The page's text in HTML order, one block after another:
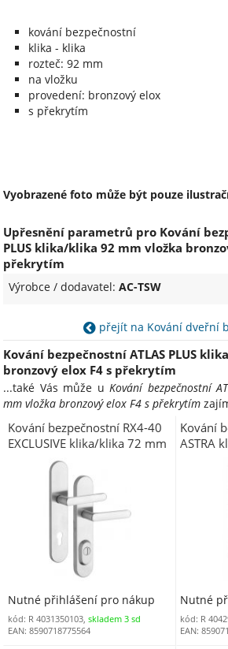
kování bezpečnostní
klika - klika
rozteč: 92 mm
na vložku
provedení: bronzový elox
s překrytím
Vyobrazené foto může být pouze
Upřesnění parametrů pro Kování
PLUS klika/klika 92 mm vložka
překrytím
Výrobce / dodavatel:AC-TSW
přejít na Kování dveřní
Kování bezpečnostní ATLAS PLUS
bronzový elox F4 s překrytím
...také Vás může u Kování bezpečnostní
mm vložka bronzový elox F4 s překrytím
Kování bezpečnostní RX4-40
EXCLUSIVE klika/klika 72 mm
vložka chrom nerez 0100 s
překrytím
Nutné přihlášení pro nákup
kód: R 4031350103, skladem 3 sd
EAN: 8590718775564
Kování
ASTRA
vložka
Nutné
kód: R
EAN: